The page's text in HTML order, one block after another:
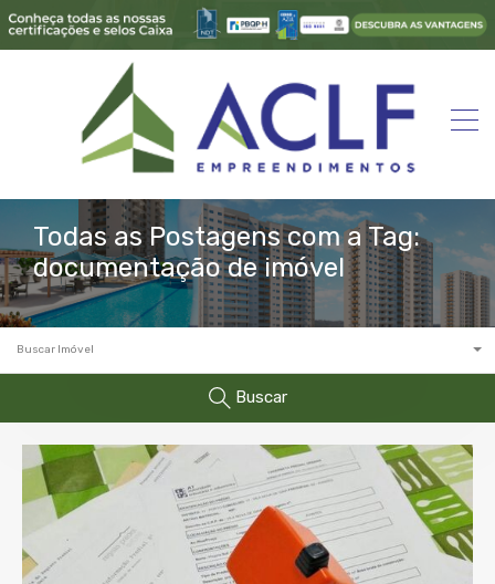
Todas as Postagens com a Tag:
documentação de imóvel
Buscar Imóvel
Buscar